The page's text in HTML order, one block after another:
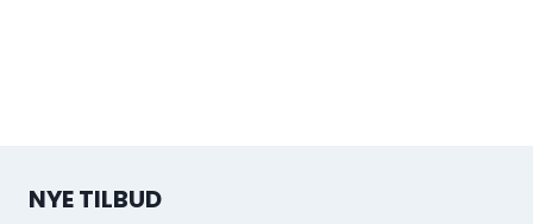
NYE TILBUD